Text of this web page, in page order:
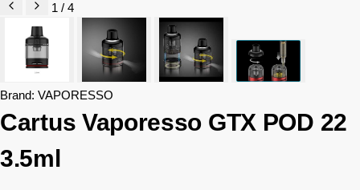
1 / 4
Brand: VAPORESSO
Cartus Vaporesso GTX POD 22
3.5ml